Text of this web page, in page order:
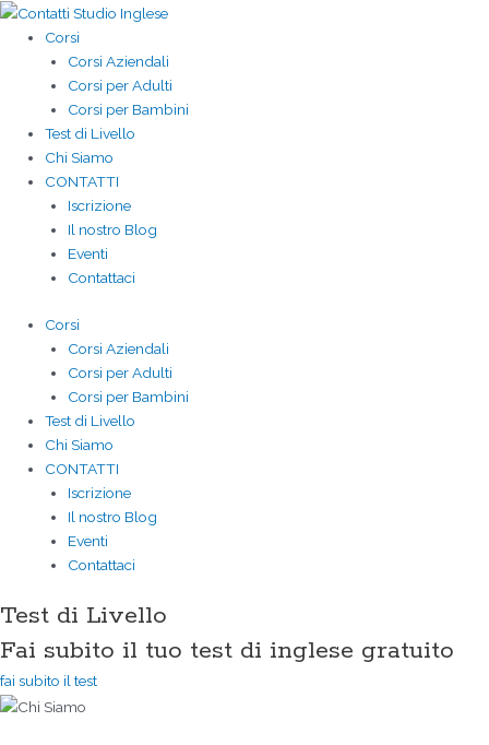
Skip
Corsi
Corsi Aziendali
Corsi per Adulti
Corsi per Bambini
Test di Livello
Chi Siamo
CONTATTI
Iscrizione
Il nostro Blog
Eventi
Contattaci
Corsi
Corsi Aziendali
Corsi per Adulti
Corsi per Bambini
Test di Livello
Chi Siamo
CONTATTI
Iscrizione
Il nostro Blog
Eventi
Contattaci
Test di Livello
Fai subito il tuo test di inglese gratuito
fai subito il test